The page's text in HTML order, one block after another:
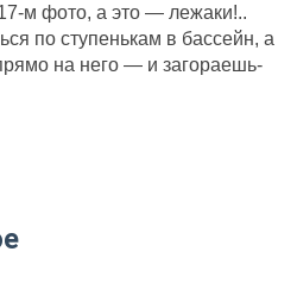
м фото, а это — лежаки!..
по ступенькам в бассейн, а
на него — и загораешь-